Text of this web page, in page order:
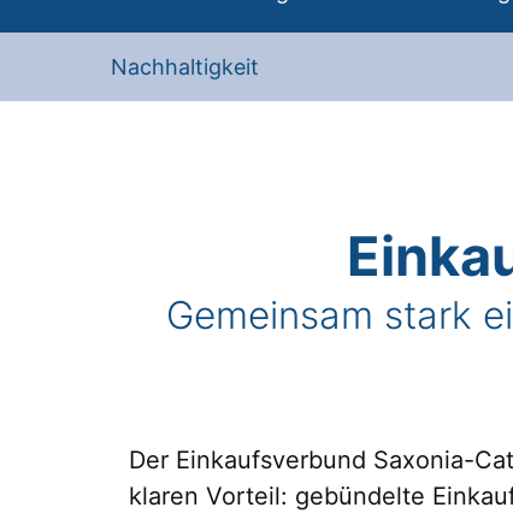
Nachhaltigkeit
Gemeinsam stark
Der Einkaufsverbund Saxonia-
klaren Vorteil: gebündelte